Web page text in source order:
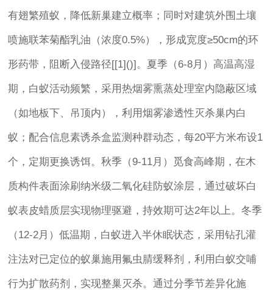
有翅繁殖蚁，降低新巢建立概率；同时对建筑外围土壤
喷施联苯菊酯乳油（浓度0.5%），形成宽度≥50cm的环
形药带，阻断入侵路径[[1]()]。夏季（6-8月）高温高湿
期，白蚁活动频繁，采用热烟雾熏蒸处理室内隐蔽区域
（如地板下、吊顶内），利用烟雾渗透性灭杀巢内白
蚁；配合信息素诱杀盒监测种群动态，每20平方米布设1
个，定期更换诱饵。秋季（9-11月）觅食高峰期，在木
质构件表面涂刷纳米级二氧化硅防蚁涂层，通过破坏白
蚁表皮蜡质层实现物理驱避，持效期可达2年以上。冬季
（12-2月）低温期，白蚁进入半休眠状态，采用钻孔灌
注法对已定位的蚁巢施用氟虫腈缓释剂，利用白蚁交哺
行为扩散药剂，实现整巢灭杀。通过分季节差异化施